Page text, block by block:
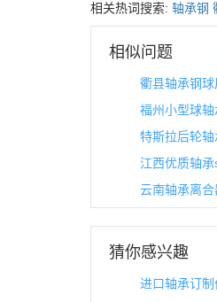
相关热词搜索: 轴承钢
相似问题
衢县轴承钢
福州小型球
特斯拉后轮
江西优质轴
云南轴承离
猜你感兴趣
进口轴承订